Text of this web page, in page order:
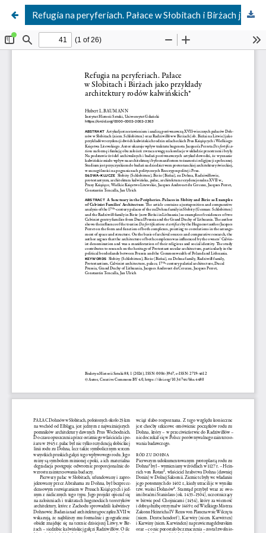
Refugia na peryferiach. Pałace w Słobitach i Birżach jako przykłady architektury rodów kalwińskich